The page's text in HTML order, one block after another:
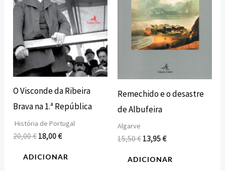
O Visconde da Ribeira
Brava na 1.ª República
História de Portugal
20,00€ 18,00€
ADICIONAR
Remechido e o desastre
de Albufeira
Algarve
15,50€ 13,95€
ADICIONAR